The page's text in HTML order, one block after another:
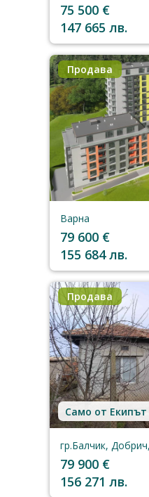
75 500 €
147 665 лв.
Продава
Варна
79 600 €
155 684 лв.
Продава
Само от Екипът
79 900 €
156 271 лв.